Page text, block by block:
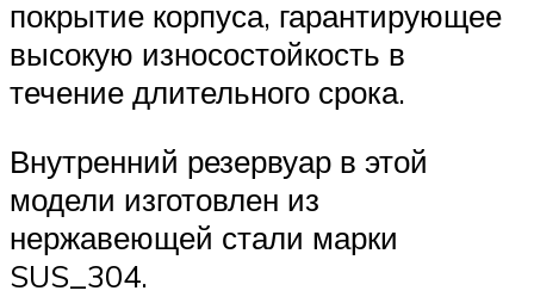
покрытие корпуса, гарантирующее
высокую износостойкость в
течение длительного срока.
Внутренний резервуар в этой
модели изготовлен из
нержавеющей стали марки
SUS_304.